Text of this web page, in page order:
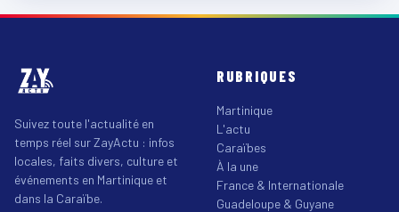
Suivez toute l'actualité en
temps réel sur ZayActu : infos
locales, faits divers, culture et
événements en Martinique et
dans la Caraïbe.
RUBRIQUES
Martinique
L'actu
Caraïbes
À la une
France & Internationale
Guadeloupe & Guyane